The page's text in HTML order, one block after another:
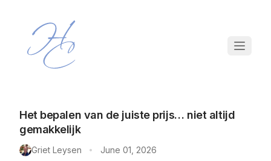
Het bepalen van de juiste prijs… niet altijd
gemakkelijk
Griet Leysen • June 01, 2026